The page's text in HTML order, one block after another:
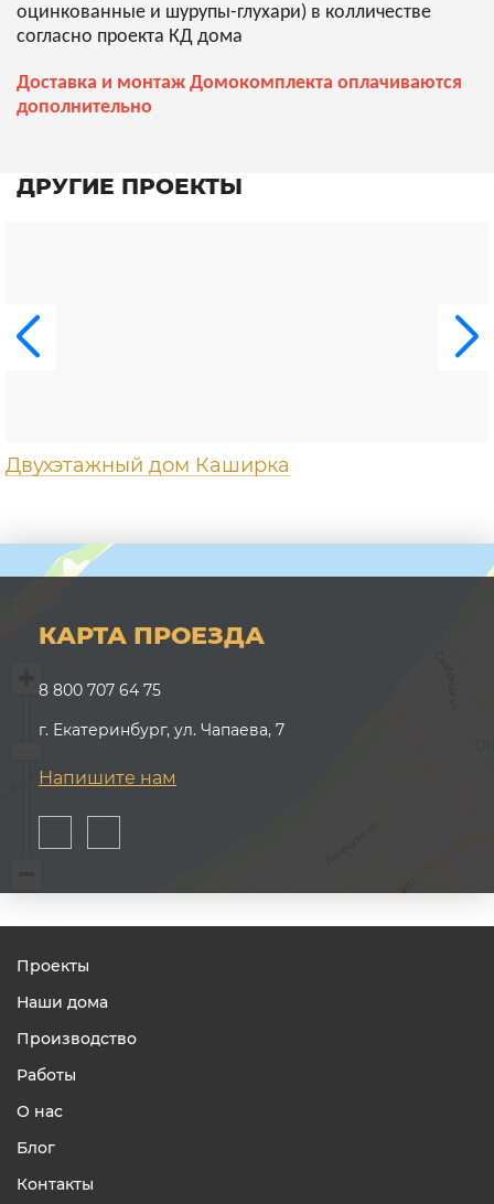
оцинкованные и шурупы-глухари) в колличестве
согласно проекта КД дома
Доставка и монтаж Домокомплекта оплачиваются
дополнительно
ДРУГИЕ ПРОЕКТЫ
Двухэтажный дом Каширка
КАРТА ПРОЕЗДА
8 800 707 64 75
г. Екатеринбург, ул. Чапаева, 7
Напишите нам
Проекты
Наши дома
Производство
Работы
О нас
Блог
Контакты